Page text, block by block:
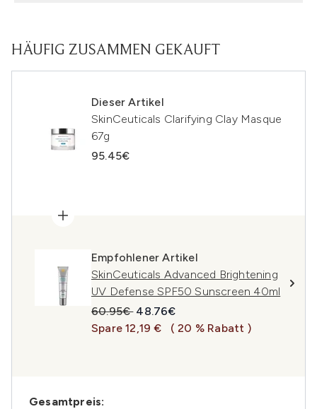
HÄUFIG ZUSAMMEN GEKAUFT
Dieser Artikel
SkinCeuticals Clarifying Clay Masque
67g
95.45€
Empfohlener Artikel
SkinCeuticals Advanced Brightening
UV Defense SPF50 Sunscreen 40ml
Unverbindliche Preisempfehlung:
60.95€ Aktueller Preis:
48.76€
Spare 12,19 €
( 20 % Rabatt )
Gesamtpreis: